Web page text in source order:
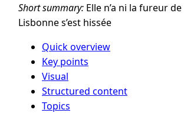
Short summary: Elle n’a ni la fureur
Lisbonne s’est hissée
Quick overview
Key points
Visual
Structured content
Topics